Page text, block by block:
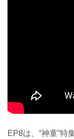
EP8は、“神童”特